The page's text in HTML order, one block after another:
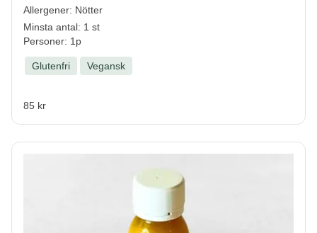
Allergener: Nötter
Minsta antal: 1 st
Personer: 1p
Glutenfri Vegansk
85 kr